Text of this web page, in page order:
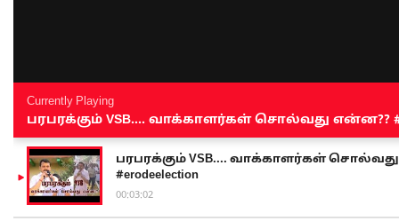
Currently Playing
பரபரக்கும் VSB.... வாக்காளர்கள் சொல்வது என்ன??
பரபரக்கும் VSB.... வாக்காளர்கள் சொல்வது
#erodeelection
00:03:02